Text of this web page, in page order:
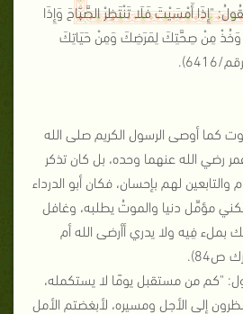
"إِذَا أَمْسَيْتَ فَلَا تَنْتَظِرْ الصَّبَاحَ وَإِذَا
وَخُذْ مِنْ صِحَّتِكَ لِمَرَضِكَ وَمِنْ حَيَاتِكَ
6416).
كما أوصى الرسول الكريم صلى الله
رضي الله عنهما وحده، بل كان تذكر
والتابعين لهم بإحسان، فكان أبو الدرداء
مؤمِّل دنيا والموتُ يطلبه، وغافل
فِيه ولا يدري أأرضى الله أم
ص84).
"كم من مستقبل يومًا لا يستكمله،
إلى الأجل ومسيره، لأبغضتم الأمل